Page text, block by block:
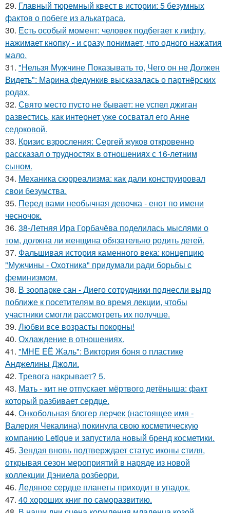
29. Главный тюремный квест в истории: 5 безумных
фактов о побеге из алькатраса.
30. Есть особый момент: человек подбегает к лифту,
нажимает кнопку - и сразу понимает, что одного нажатия
мало.
31. "Нельзя Мужчине Показывать то, Чего он не Должен
Видеть": Марина федункив высказалась о партнёрских
родах.
32. Свято место пусто не бывает: не успел джиган
развестись, как интернет уже сосватал его Анне
седоковой.
33. Кризис взросления: Сергей жуков откровенно
рассказал о трудностях в отношениях с 16-летним
сыном.
34. Механика сюрреализма: как дали конструировал
свои безумства.
35. Перед вами необычная девочка - енот по имени
чесночок.
36. 38-Летняя Ира Горбачёва поделилась мыслями о
том, должна ли женщина обязательно родить детей.
37. Фальшивая история каменного века: концепцию
"Мужчины - Охотника" придумали ради борьбы с
феминизмом.
38. В зоопарке сан - Диего сотрудники поднесли выдр
поближе к посетителям во время лекции, чтобы
участники смогли рассмотреть их получше.
39. Любви все возрасты покорны!
40. Охлаждение в отношениях.
41. "МНЕ ЕЁ Жаль": Виктория боня о пластике
Анджелины Джоли.
42. Тревога накрывает? 5.
43. Мать - кит не отпускает мёртвого детёныша: факт
который разбивает сердце.
44. Онкобольная блогер лерчек (настоящее имя -
Валерия Чекалина) покинула свою косметическую
компанию Letique и запустила новый бренд косметики.
45. Зендая вновь подтверждает статус иконы стиля,
открывая сезон мероприятий в наряде из новой
коллекции Дэниела розберри.
46. Ледяное сердце планеты приходит в упадок.
47. 40 хороших книг по саморазвитию.